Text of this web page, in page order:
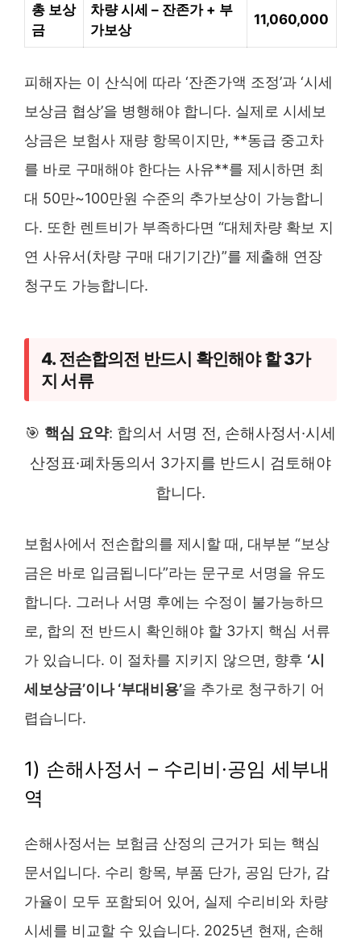
총 보상
금
차량 시세 – 잔존가 + 부
가보상
11,060,000
피해자는 이 산식에 따라 ‘잔존가액 조정’과 ‘시세
보상금 협상’을 병행해야 합니다. 실제로 시세보
상금은 보험사 재량 항목이지만, **동급 중고차
를 바로 구매해야 한다는 사유**를 제시하면 최
대 50만~100만원 수준의 추가보상이 가능합니
다. 또한 렌트비가 부족하다면 “대체차량 확보 지
연 사유서(차량 구매 대기기간)”를 제출해 연장
청구도 가능합니다.
4. 전손합의전 반드시 확인해야 할 3가
지 서류
🎯 핵심 요약: 합의서 서명 전, 손해사정서·시세
산정표·폐차동의서 3가지를 반드시 검토해야
합니다.
보험사에서 전손합의를 제시할 때, 대부분 “보상
금은 바로 입금됩니다”라는 문구로 서명을 유도
합니다. 그러나 서명 후에는 수정이 불가능하므
로, 합의 전 반드시 확인해야 할 3가지 핵심 서류
가 있습니다. 이 절차를 지키지 않으면, 향후 ‘시
세보상금’이나 ‘부대비용’을 추가로 청구하기 어
렵습니다.
1) 손해사정서 – 수리비·공임 세부내
역
손해사정서는 보험금 산정의 근거가 되는 핵심
문서입니다. 수리 항목, 부품 단가, 공임 단가, 감
가율이 모두 포함되어 있어, 실제 수리비와 차량
시세를 비교할 수 있습니다. 2025년 현재, 손해